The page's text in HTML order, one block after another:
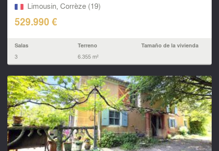
Limousin, Corrèze (19)
529.990 €
Salas
3
Terreno
6.355 m²
Tamaño de la vivienda